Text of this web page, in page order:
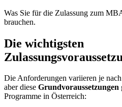
Was Sie für die Zulassung zum
brauchen.
Die wichtigsten
Die Anforderungen variieren je
aber diese Grundvoraussetzungen
Programme in Österreich: